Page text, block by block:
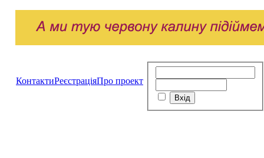
КонтактиРеєстраціяПро проект